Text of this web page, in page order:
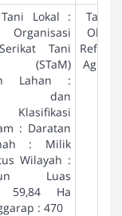
Lokal :
Organisasi
Tani
(STaM)
Lahan :
dan
Klasifikasi
: Daratan
: Milik
Wilayah :
Luas
59,84 Ha
: 470
Tanah
Objek
Agraria